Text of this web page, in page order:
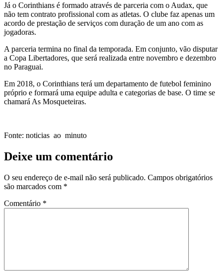
Já o Corinthians é formado através de parceria com o Audax, que
não tem contrato profissional com as atletas. O clube faz apenas um
acordo de prestação de serviços com duração de um ano com as
jogadoras.
A parceria termina no final da temporada. Em conjunto, vão disputar
a Copa Libertadores, que será realizada entre novembro e dezembro
no Paraguai.
Em 2018, o Corinthians terá um departamento de futebol feminino
próprio e formará uma equipe adulta e categorias de base. O time se
chamará As Mosqueteiras.
Fonte: noticias ao minuto
Deixe um comentário
O seu endereço de e-mail não será publicado. Campos obrigatórios
são marcados com *
Comentário *